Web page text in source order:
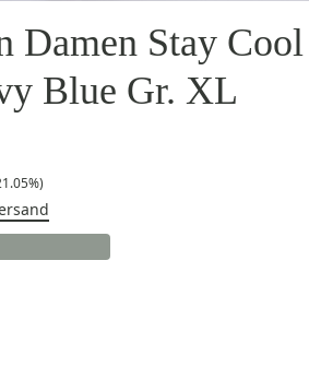
Damen Stay Cool
Blue Gr. XL